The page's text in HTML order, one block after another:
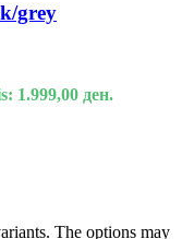
grey
1.999,00 ден.
The options may